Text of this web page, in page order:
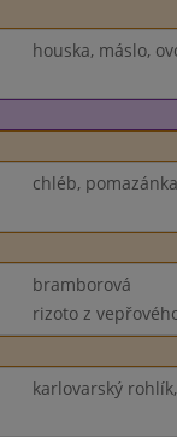
houska, máslo,
chléb,
bramborová
rizoto z
karlovarský